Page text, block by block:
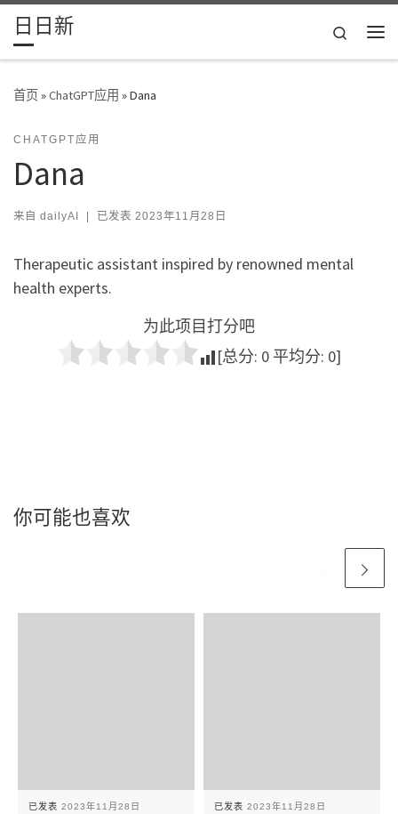
Skip to content
日日新
Search
首页»ChatGPT应用 »Dana
CHATGPT应用
Dana
来自 dailyAI | 已发表 2023年11月28日
Therapeutic assistant inspired by renowned mental
health experts.
为此项目打分吧
[总分: 0 平均分: 0]
你可能也喜欢
已发表 2023年11月28日 已发表 2023年11月28日